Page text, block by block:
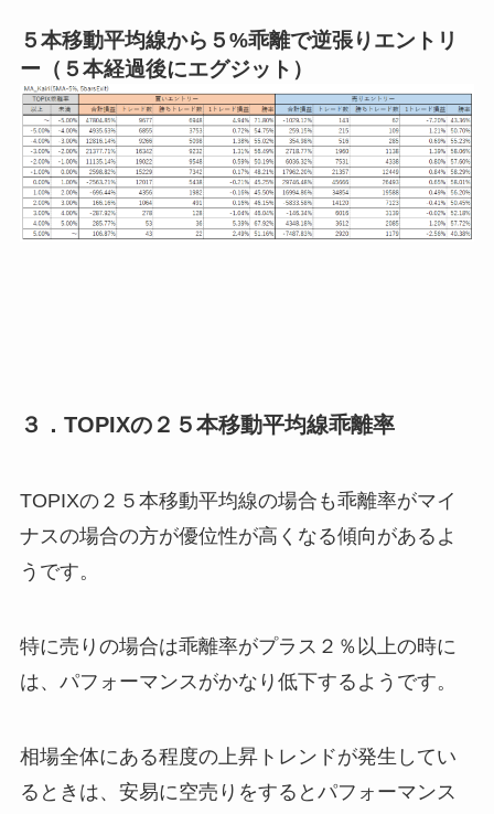
５本移動平均線から５%乖離で逆張りエントリ
ー（５本経過後にエグジット）
３．TOPIXの２５本移動平均線乖離率
TOPIXの２５本移動平均線の場合も乖離率がマイ
ナスの場合の方が優位性が高くなる傾向があるよ
うです。
特に売りの場合は乖離率がプラス２％以上の時に
は、パフォーマンスがかなり低下するようです。
相場全体にある程度の上昇トレンドが発生してい
るときは、安易に空売りをするとパフォーマンス